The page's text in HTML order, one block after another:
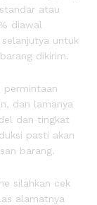
atau
diawal
untuk
dikirim.
permintaan
dan lamanya
dan tingkat
pasti akan
barang.
silahkan cek
alamatnya